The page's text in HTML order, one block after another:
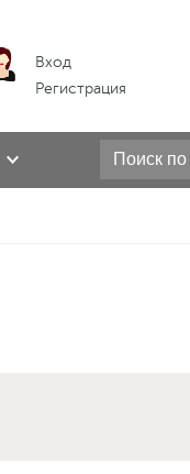
Вход
Регистрация